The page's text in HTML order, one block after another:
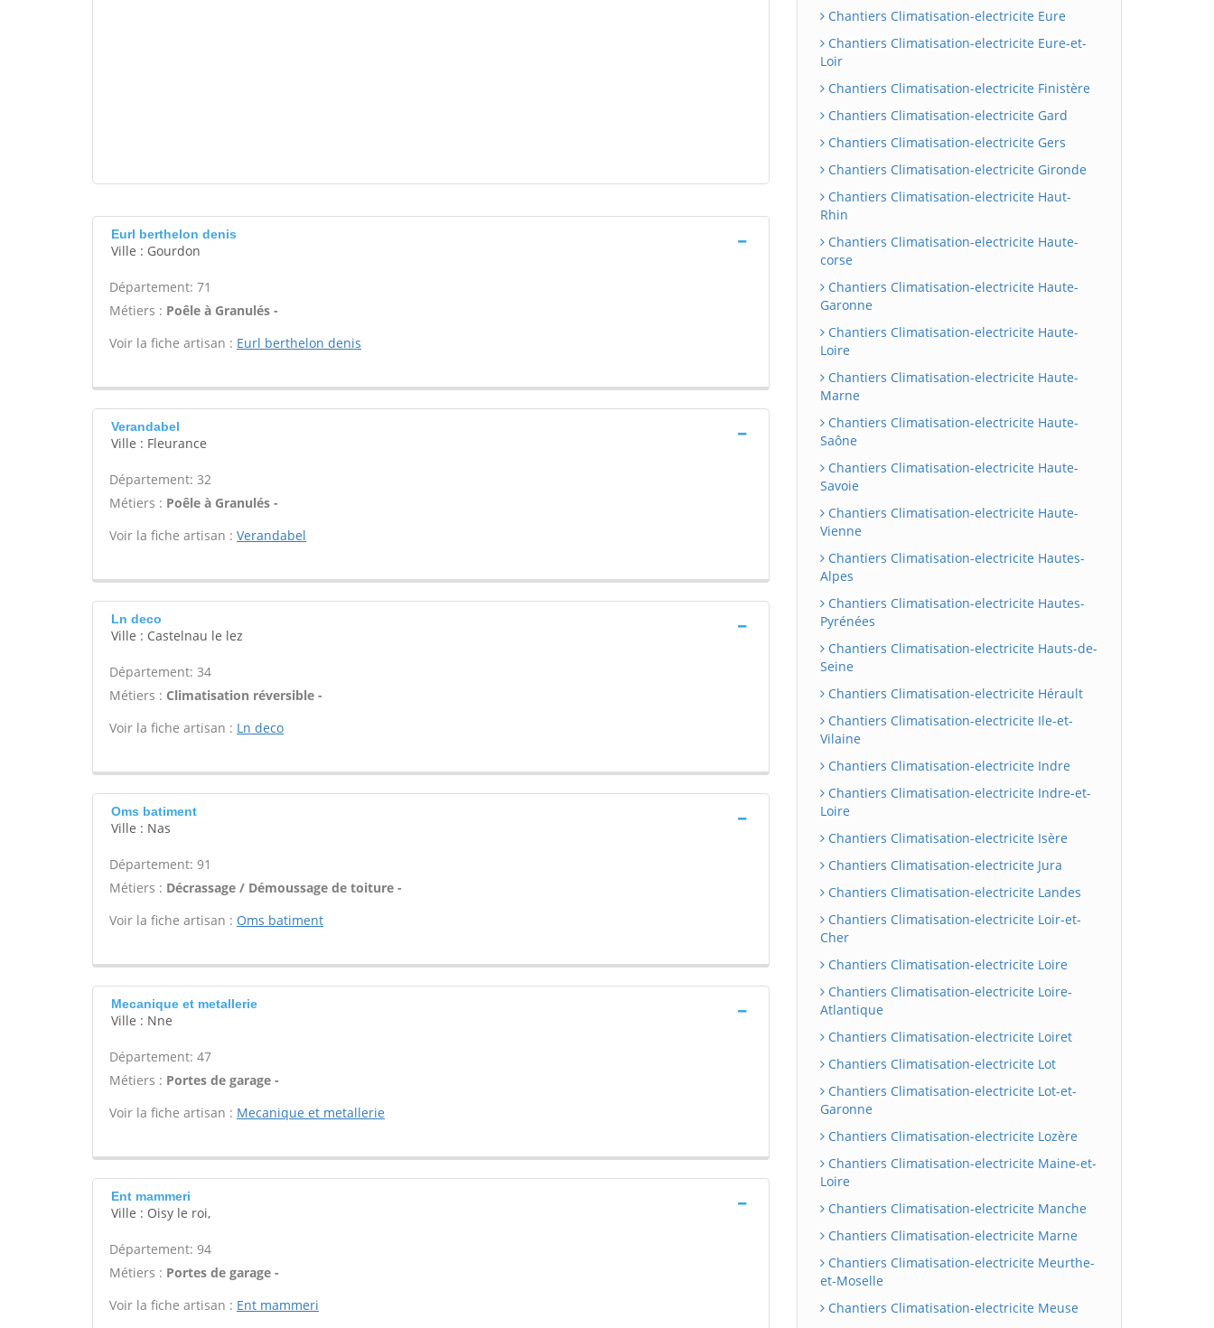
Eurl berthelon denis
Ville : Gourdon
Département: 71
Métiers : Poêle à Granulés -
Voir la fiche artisan : Eurl berthelon denis
Verandabel
Ville : Fleurance
Département: 32
Métiers : Poêle à Granulés -
Voir la fiche artisan : Verandabel
Ln deco
Ville : Castelnau le lez
Département: 34
Métiers : Climatisation réversible -
Voir la fiche artisan : Ln deco
Oms batiment
Ville : Nas
Département: 91
Métiers : Décrassage / Démoussage de toiture -
Voir la fiche artisan : Oms batiment
Mecanique et metallerie
Ville : Nne
Département: 47
Métiers : Portes de garage -
Voir la fiche artisan : Mecanique et metallerie
Ent mammeri
Ville : Oisy le roi,
Département: 94
Métiers : Portes de garage -
Voir la fiche artisan : Ent mammeri
Chantiers Climatisation-electricite Eure
Chantiers Climatisation-electricite Eure-et-
Loir
Chantiers Climatisation-electricite Finistère
Chantiers Climatisation-electricite Gard
Chantiers Climatisation-electricite Gers
Chantiers Climatisation-electricite Gironde
Chantiers Climatisation-electricite Haut-
Rhin
Chantiers Climatisation-electricite Haute-
corse
Chantiers Climatisation-electricite Haute-
Garonne
Chantiers Climatisation-electricite Haute-
Loire
Chantiers Climatisation-electricite Haute-
Marne
Chantiers Climatisation-electricite Haute-
Saône
Chantiers Climatisation-electricite Haute-
Savoie
Chantiers Climatisation-electricite Haute-
Vienne
Chantiers Climatisation-electricite Hautes-
Alpes
Chantiers Climatisation-electricite Hautes-
Pyrénées
Chantiers Climatisation-electricite Hauts-de-
Seine
Chantiers Climatisation-electricite Hérault
Chantiers Climatisation-electricite Ile-et-
Vilaine
Chantiers Climatisation-electricite Indre
Chantiers Climatisation-electricite Indre-et-
Loire
Chantiers Climatisation-electricite Isère
Chantiers Climatisation-electricite Jura
Chantiers Climatisation-electricite Landes
Chantiers Climatisation-electricite Loir-et-
Cher
Chantiers Climatisation-electricite Loire
Chantiers Climatisation-electricite Loire-
Atlantique
Chantiers Climatisation-electricite Loiret
Chantiers Climatisation-electricite Lot
Chantiers Climatisation-electricite Lot-et-
Garonne
Chantiers Climatisation-electricite Lozère
Chantiers Climatisation-electricite Maine-et-
Loire
Chantiers Climatisation-electricite Manche
Chantiers Climatisation-electricite Marne
Chantiers Climatisation-electricite Meurthe-
et-Moselle
Chantiers Climatisation-electricite Meuse